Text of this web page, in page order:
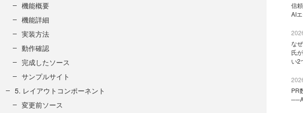
機能概要
機能詳細
実装方法
動作確認
完成したソース
サンプルサイト
5. レイアウトコンポーネント
変更前ソース
信
AI
な
氏
い2
PR